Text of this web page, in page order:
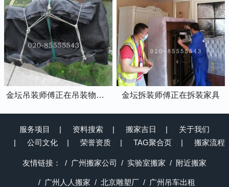
金坛吊装师傅正在吊装物品上楼 金坛拆装师傅正在拆装家具
服务项目 资料搜索 搬家吉日
关于我们
公司文化
荣誉资质 TAG聚合页 搬家流程
友情链接： 广州搬家公司 实验室搬家 附近搬家
广州人人搬家 北京雕塑厂 广州吊车出租